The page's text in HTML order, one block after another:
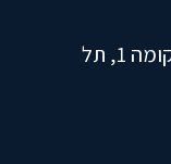
פארק עתידים 2185 בניין 4 קומה 1, תל